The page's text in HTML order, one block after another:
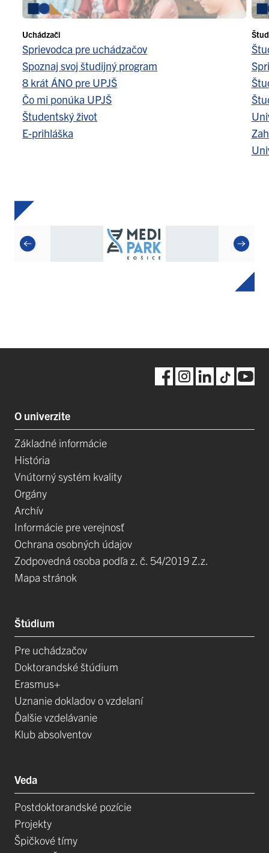
Uchádzači
Sprievodca pre uchádzačov
Spoznaj svoj študijný program
8 krát ÁNO pre UPJŠ
Čo mi ponúka UPJŠ
Študentský život
E-prihláška
O univerzite
Základné informácie
História
Vnútorný systém kvality
Orgány
Archív
Informácie pre verejnosť
Ochrana osobných údajov
Zodpovedná osoba podľa z. č. 54/2019 Z.z.
Mapa stránok
Štúdium
Pre uchádzačov
Doktorandské štúdium
Erasmus+
Uznanie dokladov o vzdelaní
Ďalšie vzdelávanie
Klub absolventov
Veda
Postdoktorandské pozície
Projekty
Špičkové tímy